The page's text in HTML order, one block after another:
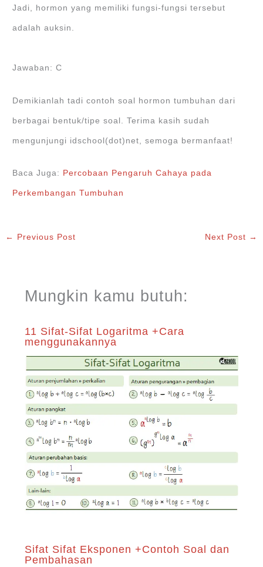
Jadi, hormon yang memiliki fungsi-fungsi tersebut
adalah auksin.
Jawaban: C
Demikianlah tadi contoh soal hormon tumbuhan dari
berbagai bentuk/tipe soal. Terima kasih sudah
mengunjungi idschool(dot)net, semoga bermanfaat!
Baca Juga: Percobaan Pengaruh Cahaya pada
Perkembangan Tumbuhan
← Previous Post Next Post →
Mungkin kamu butuh:
11 Sifat-Sifat Logaritma +Cara
menggunakannya
Sifat Sifat Eksponen +Contoh Soal dan
Pembahasan